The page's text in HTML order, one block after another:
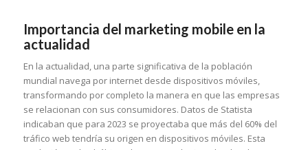
Importancia del marketing mobile en la
actualidad
En la actualidad, una parte significativa de la población
mundial navega por internet desde dispositivos móviles,
transformando por completo la manera en que las empresas
se relacionan con sus consumidores. Datos de Statista
indicaban que para 2023 se proyectaba que más del 60% del
tráfico web tendría su origen en dispositivos móviles. Esta